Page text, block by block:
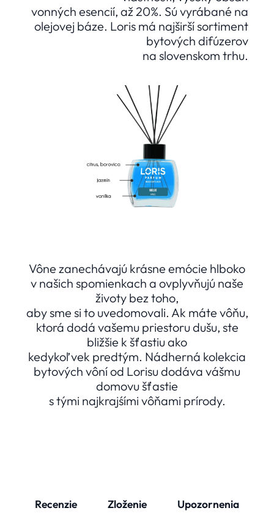
vonných esencií, až 20%. Sú vyrábané na
olejovej báze. Loris má najširší sortiment
bytových difúzerov
na slovenskom trhu.
Vône zanechávajú krásne emócie hlboko
v našich spomienkach a ovplyvňujú naše
životy bez toho,
aby sme si to uvedomovali. Ak máte vôňu,
ktorá dodá vašemu priestoru dušu, ste
bližšie k šťastiu ako
kedykoľvek predtým. Nádherná kolekcia
bytových vôní od Lorisu dodáva vášmu
domovu šťastie
s tými najkrajśími vôňami prírody.
Recenzie Zloženie Upozornenia